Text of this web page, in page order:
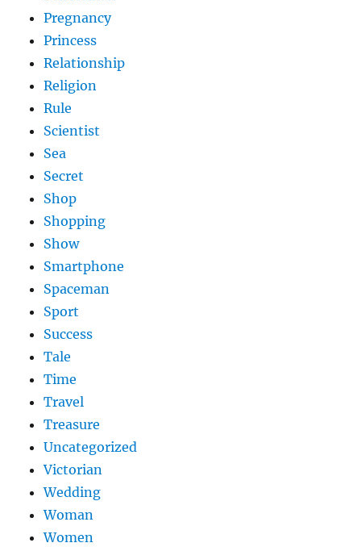
Pregnancy
Princess
Relationship
Religion
Rule
Scientist
Sea
Secret
Shop
Shopping
Show
Smartphone
Spaceman
Sport
Success
Tale
Time
Travel
Treasure
Uncategorized
Victorian
Wedding
Woman
Women